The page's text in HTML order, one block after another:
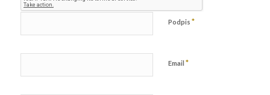
Podpis *
Email *